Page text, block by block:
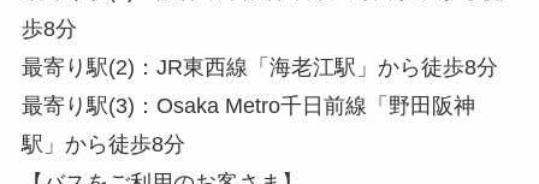
歩8分
最寄り駅(2)：JR東西線「海老江駅」から徒歩8分
最寄り駅(3)：Osaka Metro千日前線「野田阪神
駅」から徒歩8分